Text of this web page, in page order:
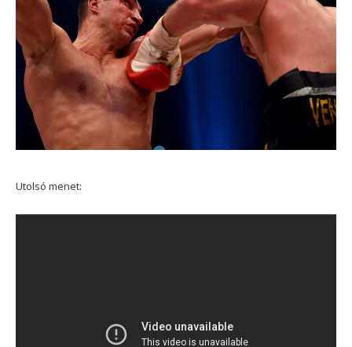
Utolsó menet: